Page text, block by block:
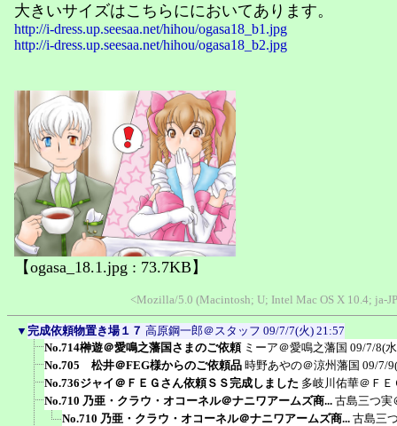
大きいサイズはこちらににおいてあります。
http://i-dress.up.seesaa.net/hihou/ogasa18_b1.jpg
http://i-dress.up.seesaa.net/hihou/ogasa18_b2.jpg
【ogasa_18.1.jpg : 73.7KB】
<Mozilla/5.0 (Macintosh; U; Intel Mac OS X 10.4; ja-
▼ 完成依頼物置き場１７ 高原鋼一郎＠スタッフ 09/7/7(火) 21:57
No.714榊遊＠愛鳴之藩国さまのご依頼 ミーア＠愛鳴之藩国 09/7/8(
No.705 松井＠FEG様からのご依頼品 時野あやの＠涼州藩国 09/7/
No.736ジャイ＠ＦＥＧさん依頼ＳＳ完成しました 多岐川佑華＠ＦＥ
No.710 乃亜・クラウ・オコーネル＠ナニワアームズ商... 古島三つ実
No.710 乃亜・クラウ・オコーネル＠ナニワアームズ商... 古島三